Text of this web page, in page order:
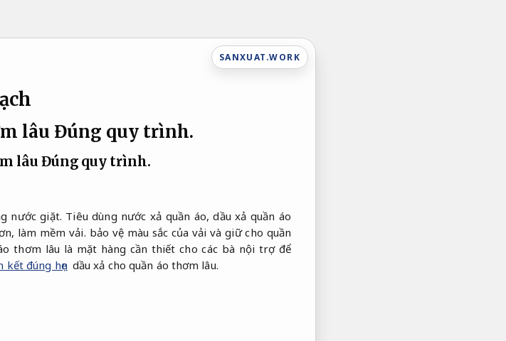
SANXUAT.WORK
lâu Đúng quy trình.
lâu Đúng quy trình.
nước giặt. Tiêu dùng nước xả quần áo, dầu xả quần áo
làm mềm vải. bảo vệ màu sắc của vải và giữ cho quần
thơm lâu là mặt hàng cần thiết cho các bà nội trợ để
kết đúng hẹn dầu xả cho quần áo thơm lâu.